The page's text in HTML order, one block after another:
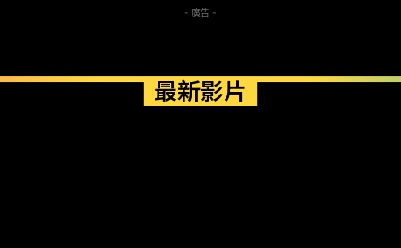
- 廣告 -
最新影片